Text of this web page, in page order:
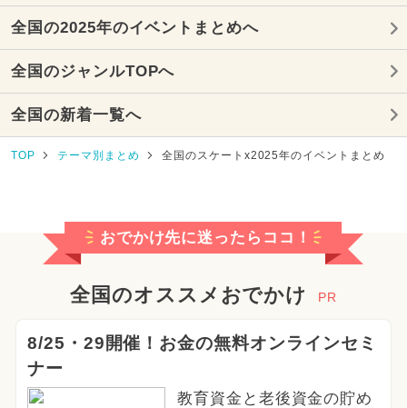
全国の2025年のイベントまとめへ
全国のジャンルTOPへ
全国の新着一覧へ
TOP テーマ別まとめ 全国のスケートx2025年のイベントまとめ
おでかけ先に迷ったらココ！
全国のオススメおでかけ PR
8/25・29開催！お金の無料オンラインセミ
ナー
教育資金と老後資金の貯め